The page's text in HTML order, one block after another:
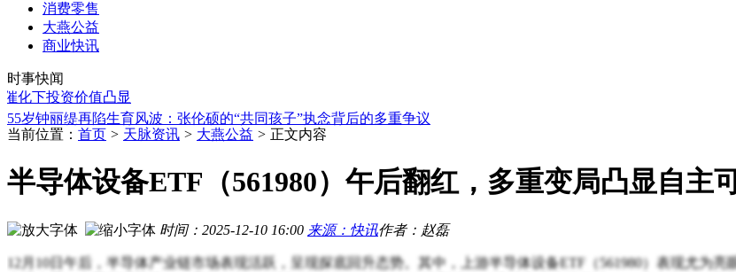
消费零售
大燕公益
商业快讯
时事快闻
投资价值凸显
中国地底藏856万亿吨标准煤地热能，或成能源转型关键“定海神针”
4月20日中证转债指数开盘微涨0.10% 多只转债涨跌分化明显
从“老登争议”到“光里狂飙”？中际旭创一季报引券商集体上调盈利预期
55岁钟丽缇再陷生育风波：张伦硕的“共同孩子”执念背后的多重争议
从荔湾启航到全球闪耀：名创优品书写中国品牌全球化崛起新篇章
欢创科技：扫地机器人激光雷达龙头，扭亏后赴港IPO谋新篇
38亿债务压顶，永辉追债仲裁胜诉，王健林四面楚歌陷危机漩涡
中国地底藏856万亿吨标准煤地热能，或成能源转型关键“定海神针”
当前位置： 首页 > 天脉资讯 > 大燕公益 > 正文内容
半导体设备ETF（561980）午后翻红，多重变局凸显自主
时间：2025-12-10 16:00 来源：快讯作者：赵磊
12月10日午后，半导体产业链市场表现活跃，呈现探底回升态势。其中，上游半导体设备ETF（561980）表现尤为